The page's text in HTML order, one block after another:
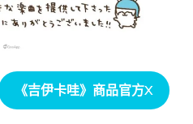
《吉伊卡哇》商品官方X